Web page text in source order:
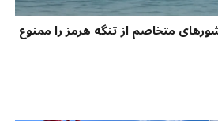
متخاصم از تنگه هرمز را ممنوع